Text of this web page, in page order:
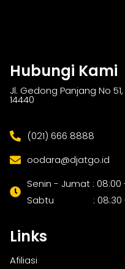
Hubungi Kami
Jl. Gedong Panjang No
14440
(021) 666 8888
oodara@djatgo.id
Senin - Jumat : 08:00
Sabtu : 08:30 -
Links
Afiliasi